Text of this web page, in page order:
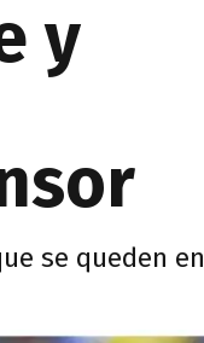
y
se queden en